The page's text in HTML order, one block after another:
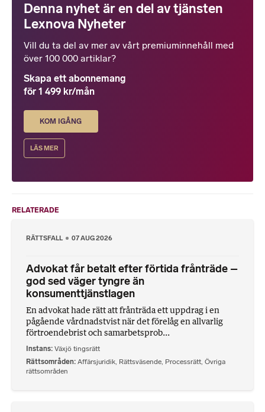
Denna nyhet är en del av tjänsten
Lexnova Nyheter
Vill du ta del av mer av vårt premiuminnehåll med
över 100 000 artiklar?
Skapa ett abonnemang
för 1 499 kr/mån
KOM IGÅNG
LÄS MER
RELATERADE
RÄTTSFALL 07 AUG 2026
Advokat får betalt efter förtida frånträde –
god sed väger tyngre än
konsumenttjänstlagen
En advokat hade rätt att frånträda ett uppdrag i en
pågående vårdnadstvist när det förelåg en allvarlig
förtroendebrist och samarbetsprob...
Instans Växjö tingsrätt
Rättsområden Affärsjuridik Rättsväsende Processrätt Övriga
rättsområden